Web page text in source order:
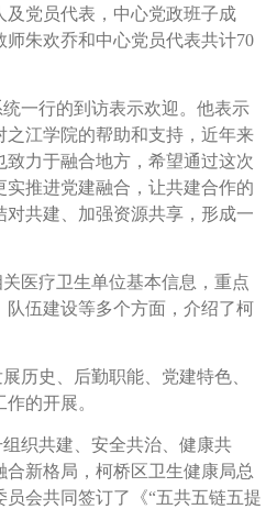
党员代表，中心党政班子成
师朱欢乔和中心党员代表共计70
一行的到访表示欢迎。他表示
之江学院的帮助和支持，近年来
力于融合地方，希望通过这次
推进党建融合，让共建合作的
共建、加强资源共享，形成一
医疗卫生单位基本信息，重点
队伍建设等多个方面，介绍了柯
历史、后勤职能、党建特色、
的开展。
织共建、安全共治、健康共
新格局，柯桥区卫生健康局总
会共同签订了《“五共五链五提